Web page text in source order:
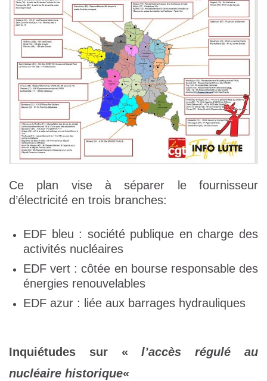
Ce plan vise à séparer le fournisseur
d’électricité en trois branches:
EDF bleu : société publique en charge des
activités nucléaires
EDF vert : côtée en bourse responsable des
énergies renouvelables
EDF azur : liée aux barrages hydrauliques
Inquiétudes sur «l’accès régulé au
nucléaire historique«